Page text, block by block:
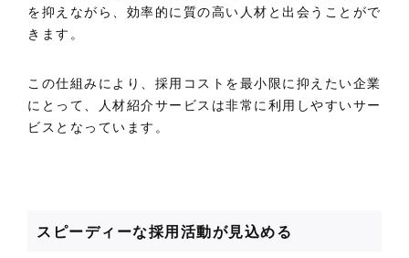
を抑えながら、効率的に質の高い人材と出会うことがで
きます。
この仕組みにより、採用コストを最小限に抑えたい企業
にとって、人材紹介サービスは非常に利用しやすいサー
ビスとなっています。
スピーディーな採用活動が見込める